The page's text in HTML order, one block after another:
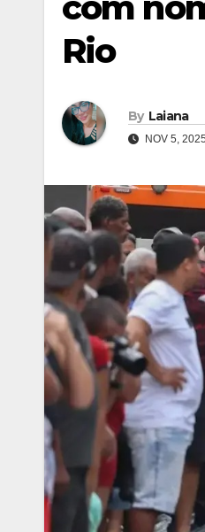
Rio
By Laiana
NOV 5, 2025